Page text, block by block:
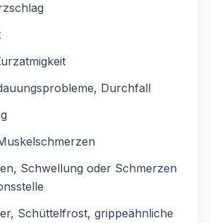
Durchfall
Schwellung oder Schmerzen
Schüttelfrost, grippeähnliche